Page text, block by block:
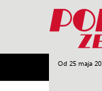
Od 25 maja
Armia